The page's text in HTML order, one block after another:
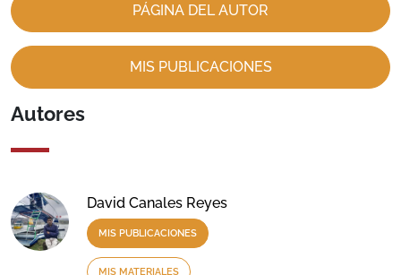
PÁGINA DEL AUTOR
MIS PUBLICACIONES
Autores
David Canales Reyes
MIS PUBLICACIONES
MIS MATERIALES